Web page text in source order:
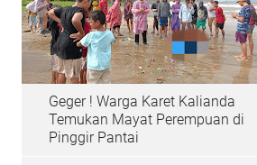
Geger ! Warga Karet Kalianda
Temukan Mayat Perempuan di
Pinggir Pantai